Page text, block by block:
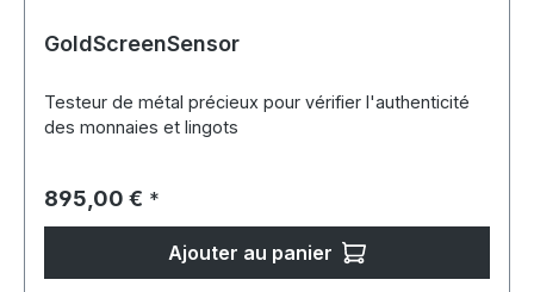
GoldScreenSensor
Testeur de métal précieux pour vérifier l'authenticité
des monnaies et lingots
Prix régulier :
895,00 € *
Ajouter au panier